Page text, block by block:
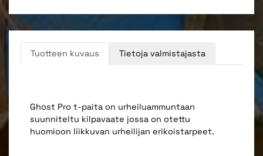
Tuotteen kuvaus Tietoja valmistajasta
Ghost Pro t-paita on urheiluammuntaan
suunniteltu kilpavaate jossa on otettu
huomioon liikkuvan urheilijan erikoistarpeet.